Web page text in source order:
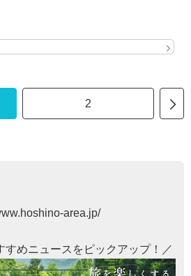
2
area.jp/
すめニュースをピックアップ！／